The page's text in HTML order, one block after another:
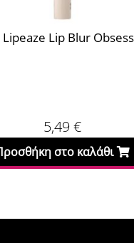
Lipeaze Lip Blur
5,49 €
στο καλάθι